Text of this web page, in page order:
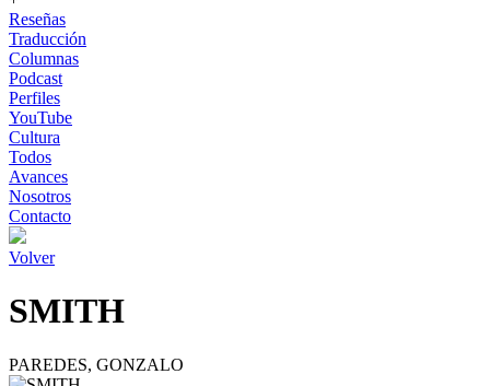
Reseñas
Traducción
Columnas
Podcast
Perfiles
YouTube
Cultura
Todos
Avances
Nosotros
Contacto
Volver
SMITH
PAREDES, GONZALO